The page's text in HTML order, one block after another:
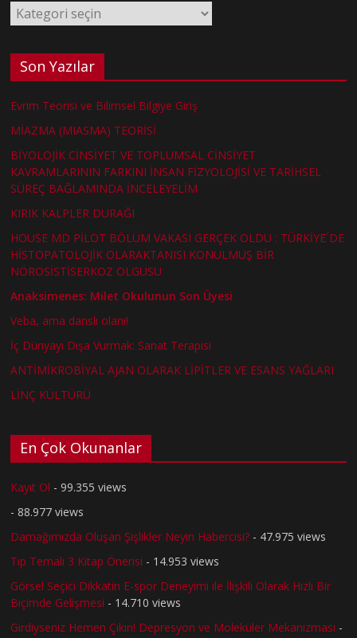
Kategoriler
Son Yazılar
Evrim Teorisi ve Bilimsel Bilgiye Giriş
MİAZMA (MIASMA) TEORİSİ
BİYOLOJİK CİNSİYET VE TOPLUMSAL CİNSİYET
KAVRAMLARININ FARKINI İNSAN FİZYOLOJİSİ VE TARİHSEL
SÜREÇ BAĞLAMINDA İNCELEYELİM
KIRIK KALPLER DURAĞI
HOUSE MD PİLOT BÖLÜM VAKASI GERÇEK OLDU : TÜRKİYE´DE
HİSTOPATOLOJİK OLARAKTANISI KONULMUŞ BİR
NÖROSİSTİSERKOZ OLGUSU
Anaksimenes: Milet Okulunun Son Üyesi
Veba, ama danslı olanı!
İç Dünyayı Dışa Vurmak: Sanat Terapisi
ANTİMİKROBİYAL AJAN OLARAK LİPİTLER VE ESANS YAĞLARI
LİNÇ KÜLTÜRÜ
En Çok Okunanlar
Kayıt Ol - 99.355 views
- 88.977 views
Damağımızda Oluşan Şişlikler Neyin Habercisi? - 47.975 views
Tıp Temalı 3 Kitap Önerisi - 14.953 views
Görsel Seçici Dikkatin E-spor Deneyimi ile İlişkili Olarak Hızlı Bir
Biçimde Gelişmesi - 14.710 views
Girdiyseniz Hemen Çıkın! Depresyon ve Moleküler Mekanizması -